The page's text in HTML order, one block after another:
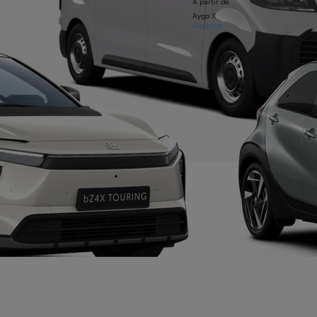
Aygo X
HYBRIDE
précédente
Diapositive suivante